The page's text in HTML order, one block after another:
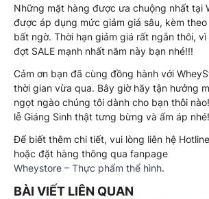
Những mặt hàng được ưa chuộng nhất tại
được áp dụng mức giảm giá sâu, kèm
bất ngờ. Thời hạn giảm giá rất ngắn thôi,
đợt SALE mạnh nhất năm này bạn nhé!!!
Cảm ơn bạn đã cùng đồng hành với
thời gian vừa qua. Bây giờ hãy tận hưởng
ngọt ngào chúng tôi dành cho bạn thôi
lễ Giáng Sinh thật tưng bừng và ấm áp nhé!
Để biết thêm chi tiết, vui lòng liên hệ
hoặc đặt hàng thông qua fanpage
Wheystore – Thực phẩm thể hình.
BÀI VIẾT LIÊN QUAN